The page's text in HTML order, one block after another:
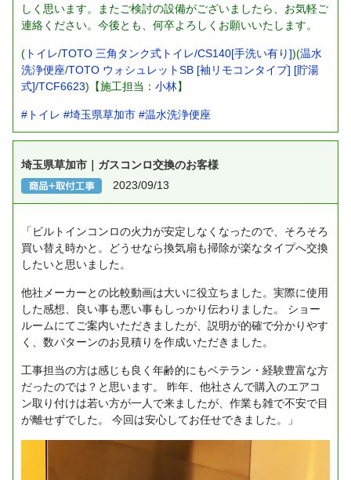
しく思います。またご検討の設備がございましたら、お気軽ご
連絡ください。今後とも、何卒よろしくお願いいたします。
( トイレ/TOTO 三角タンク式トイレ/CS140[手洗い有り])(温水
洗浄便座/TOTO ウォシュレットSB [袖リモコンタイプ] [貯湯
式]/TCF6623)【施工担当： 小林】
#トイレ #埼玉県草加市 #温水洗浄便座
埼玉県草加市｜ガスコンロ交換のお客様
2023/09/13
「ビルトインコンロの火力が安定しなくなったので、そろそろ
買い替え時かと。どうせなら換気扇も掃除が楽なタイプへ交換
したいと思いました。
他社メーカーとの比較動画は大いに役立ちました。実際に使用
した感想、良い事も悪い事もしっかり伝わりました。
ショー
ルームにてご案内いただきましたが、説明が的確で分かりやす
く、数パターンのお見積りを作成いただきました。
工事担当の方は感じも良く年齢的にもベテラン・経験豊富な方
だったのでは？と思います。
昨年、他社さんで購入のエアコ
ン取り付けは若い方が一人で来ましたが、作業も雑で不安で目
が離せずでした。
今回は安心してお任せできました。」